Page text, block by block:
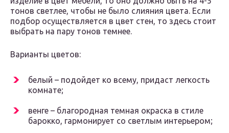
тонов светлее, чтобы не было слияния цвета. Если
подбор осуществляется в цвет стен, то здесь стоит
выбрать на пару тонов темнее.
Варианты цветов:
белый – подойдет ко всему, придаст легкость
комнате;
венге – благородная темная окраска в стиле
барокко, гармонирует со светлым интерьером;